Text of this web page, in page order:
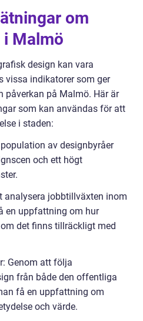
om
Malmö
design kan vara
vissa indikatorer som ger
påverkan på Malmö. Här är
som kan användas för att
i staden:
av designbyråer
och ett högt
analysera jobbtillväxten inom
en uppfattning om hur
det finns tillräckligt med
Genom att följa
från både den offentliga
få en uppfattning om
och värde.